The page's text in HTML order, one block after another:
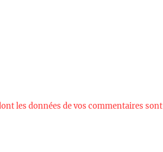
les données de vos commentaires sont